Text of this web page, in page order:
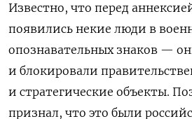
Известно, что перед
появились некие люди в
опознавательных знаков —
и блокировали
и стратегические объекты.
признал, что это были